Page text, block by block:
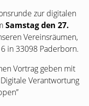
zur digitalen
Samstag den 27.
Vereinsräumen,
in 33098 Paderborn.
Vortrag geben mit
Verantwortung